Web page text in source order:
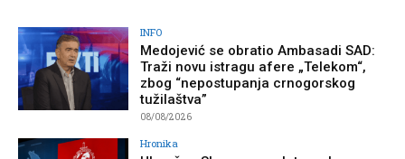
INFO
Medojević se obratio Ambasadi SAD:
Traži novu istragu afere „Telekom“,
zbog “nepostupanja crnogorskog
tužilaštva”
08/08/2026
Hronika